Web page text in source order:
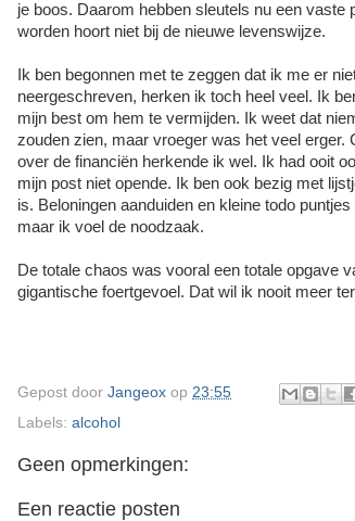
je boos. Daarom hebben sleutels nu een vaste
worden hoort niet bij de nieuwe levenswijze.
Ik ben begonnen met te zeggen dat ik me er
neergeschreven, herken ik toch heel veel. Ik
mijn best om hem te vermijden. Ik weet dat
zouden zien, maar vroeger was het veel erger.
over de financiën herkende ik wel. Ik had ooit
mijn post niet opende. Ik ben ook bezig met
is. Beloningen aanduiden en kleine todo
maar ik voel de noodzaak.
De totale chaos was vooral een totale opgave
gigantische foertgevoel. Dat wil ik nooit meer
Gepost door Jangeox op 23:55
Labels: alcohol
Geen opmerkingen:
Een reactie posten